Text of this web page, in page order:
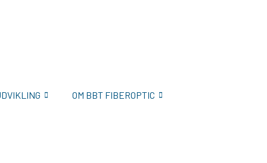
OM BBT FIBEROPTIC